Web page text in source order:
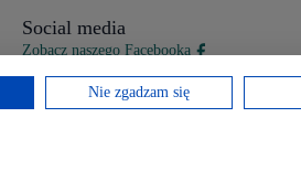
Social media
Zobacz naszego Facebooka
Nie zgadzam się